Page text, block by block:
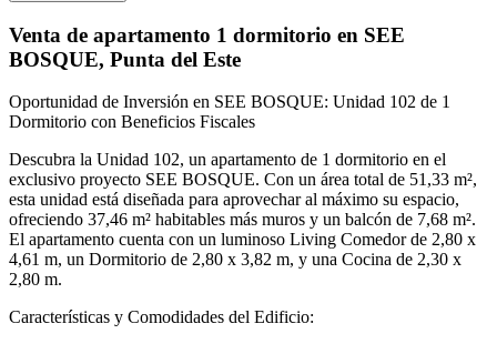
Venta de apartamento 1 dormitorio en SEE
BOSQUE, Punta del Este
Oportunidad de Inversión en SEE BOSQUE: Unidad 102 de 1
Dormitorio con Beneficios Fiscales
Descubra la Unidad 102, un apartamento de 1 dormitorio en el
exclusivo proyecto SEE BOSQUE. Con un área total de 51,33 m²,
esta unidad está diseñada para aprovechar al máximo su espacio,
ofreciendo 37,46 m² habitables más muros y un balcón de 7,68 m².
El apartamento cuenta con un luminoso Living Comedor de 2,80 x
4,61 m, un Dormitorio de 2,80 x 3,82 m, y una Cocina de 2,30 x
2,80 m.
Características y Comodidades del Edificio: